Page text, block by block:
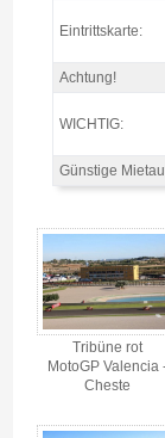
Eintrittskarte
Eintrittskarte:
Achtung!
WICHTIG:
Günstige
Tribüne rot
MotoGP Valencia
Cheste